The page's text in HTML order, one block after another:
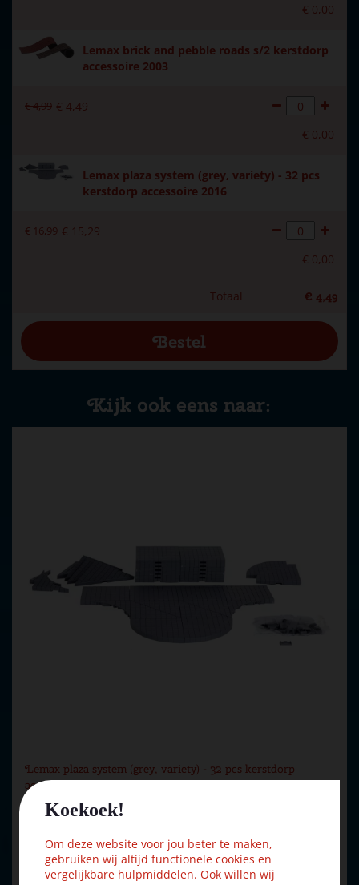
Koekoek!
Om deze website voor jou beter te maken,
gebruiken wij altijd functionele cookies en
vergelijkbare hulpmiddelen. Ook willen wij
€ 0,00
Lemax brick and pebble roads s/2 kerstdorp
accessoire 2003
€4,99 € 4,49
€ 0,00
Lemax plaza system (grey, variety) - 32 pcs
kerstdorp accessoire 2016
€16,99 € 15,29
€ 0,00
Totaal € 4,49
Kijk ook eens naar:
Lemax plaza system (grey, variety) - 32 pcs kerstdorp
acces…
€ 16,99 € 15,29